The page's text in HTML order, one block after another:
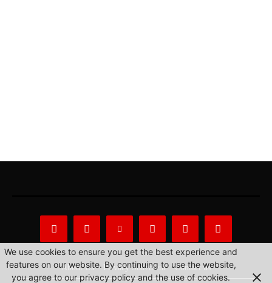
About Us Privacy Statement Contact us
We use cookies to ensure you get the best experience and
features on our website. By continuing to use the website,
you agree to our privacy policy and the use of cookies.